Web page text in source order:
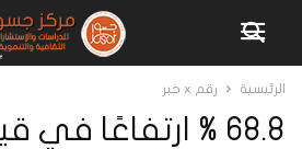
الرئيسية رقم x خبر
68.8 % ارتفاعًا